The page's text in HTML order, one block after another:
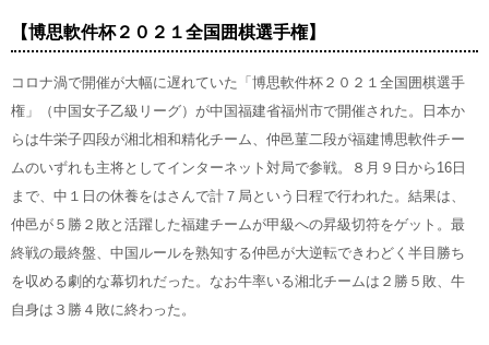
【博思軟件杯２０２１全国囲棋選手権】
コロナ渦で開催が大幅に遅れていた「博思軟件杯２０２１全国囲棋選手
権」（中国女子乙級リーグ）が中国福建省福州市で開催された。日本か
らは牛栄子四段が湘北相和精化チーム、仲邑菫二段が福建博思軟件チー
ムのいずれも主将としてインターネット対局で参戦。８月９日から16日
まで、中１日の休養をはさんで計７局という日程で行われた。結果は、
仲邑が５勝２敗と活躍した福建チームが甲級への昇級切符をゲット。最
終戦の最終盤、中国ルールを熟知する仲邑が大逆転できわどく半目勝ち
を収める劇的な幕切れだった。なお牛率いる湘北チームは２勝５敗、牛
自身は３勝４敗に終わった。